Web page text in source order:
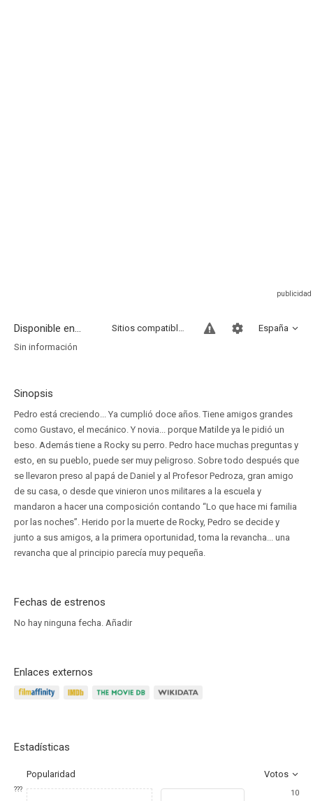
Disponible en... España
Sitios compatibles
Sin información
Sinopsis
Pedro está creciendo... Ya cumplió doce años. Tiene amigos grandes
como Gustavo, el mecánico. Y novia... porque Matilde ya le pidió un
beso. Además tiene a Rocky su perro. Pedro hace muchas preguntas y
esto, en su pueblo, puede ser muy peligroso. Sobre todo después que
se llevaron preso al papá de Daniel y al Profesor Pedroza, gran amigo
de su casa, o desde que vinieron unos militares a la escuela y
mandaron a hacer una composición contando “Lo que hace mi familia
por las noches”. Herido por la muerte de Rocky, Pedro se decide y
junto a sus amigos, a la primera oportunidad, toma la revancha... una
revancha que al principio parecía muy pequeña.
Fechas de estrenos
No hay ninguna fecha. Añadir
Enlaces externos
Estadísticas
Popularidad Votos
???
10